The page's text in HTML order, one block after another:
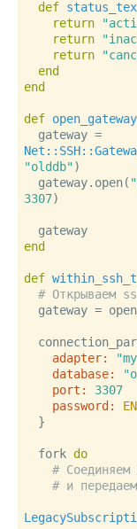
def
return
return
return
end
end
def open_gateway
"olddb")
  gateway.open(
3307)
end
def
# Открываем
adapter:
database:
port:
3307
password:
  fork
do
#
# и